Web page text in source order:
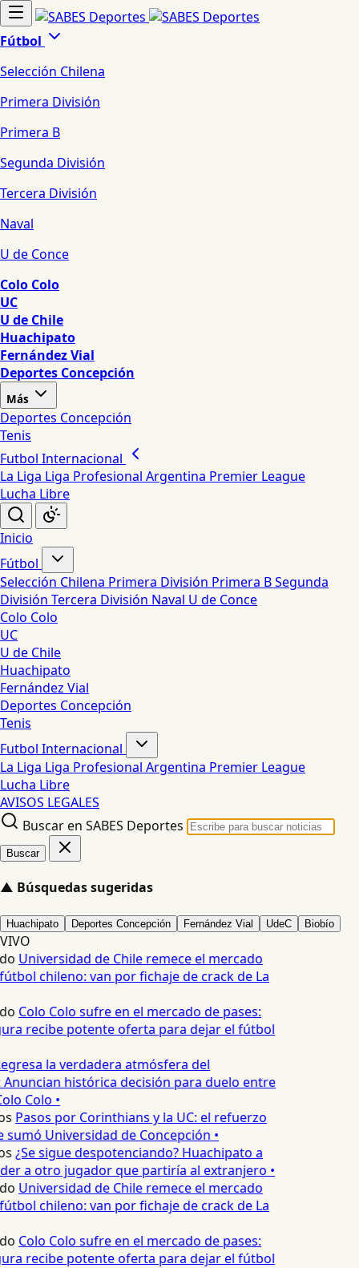
Fútbol
Selección Chilena
Primera División
Primera B
Segunda División
Tercera División
Naval
U de Conce
Colo Colo
UC
U de Chile
Huachipato
Fernández Vial
Deportes Concepción
Más
Deportes Concepción
Tenis
Futbol Internacional
La Liga Liga Profesional Argentina Premier League
Lucha Libre
Inicio
Fútbol
Selección Chilena Primera División Primera BSegunda
División Tercera División Naval U de Conce
Colo Colo
UC
U de Chile
Huachipato
Fernández Vial
Deportes Concepción
Tenis
Futbol Internacional
La Liga Liga Profesional Argentina Premier League
Lucha Libre
AVISOS LEGALES
Buscar en SABES Deportes
Buscar
▲ Búsquedas sugeridas
Huachipato Deportes Concepción Fernández Vial UdeC Biobío
VIVO
Universidad de Chile remece el mercado
chileno: van por fichaje de crack de La
Colo Colo sufre en el mercado de pases:
recibe potente oferta para dejar el fútbol
la verdadera atmósfera del
histórica decisión para duelo entre
Colo •
Pasos por Corinthians y la UC: el refuerzo
Universidad de Concepción •
¿Se sigue despotenciando? Huachipato a
a otro jugador que partiría al extranjero •
Universidad de Chile remece el mercado
chileno: van por fichaje de crack de La
Colo Colo sufre en el mercado de pases:
recibe potente oferta para dejar el fútbol